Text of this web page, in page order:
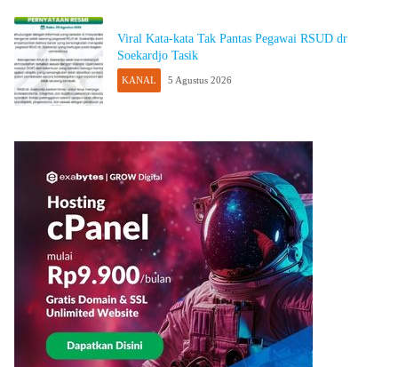
Viral Kata-kata Tak Pantas Pegawai RSUD dr
Soekardjo Tasik
KANAL 5 Agustus 2026